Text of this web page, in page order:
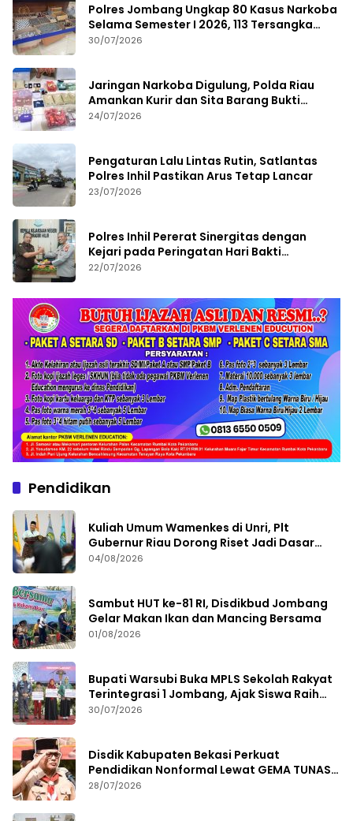
Polres Jombang Ungkap 80 Kasus Narkoba
Selama Semester I 2026, 113 Tersangka
Diamankan
30/07/2026
Jaringan Narkoba Digulung, Polda Riau
Amankan Kurir dan Sita Barang Bukti
Bernilai Fantastis
24/07/2026
Pengaturan Lalu Lintas Rutin, Satlantas
Polres Inhil Pastikan Arus Tetap Lancar
23/07/2026
Polres Inhil Pererat Sinergitas dengan
Kejari pada Peringatan Hari Bakti
Adhyaksa ke-66
22/07/2026
Pendidikan
Kuliah Umum Wamenkes di Unri, Plt
Gubernur Riau Dorong Riset Jadi Dasar
Kebijakan Kesehatan
04/08/2026
Sambut HUT ke-81 RI, Disdikbud Jombang
Gelar Makan Ikan dan Mancing Bersama
01/08/2026
Bupati Warsubi Buka MPLS Sekolah Rakyat
Terintegrasi 1 Jombang, Ajak Siswa Raih
Prestasi
30/07/2026
Disdik Kabupaten Bekasi Perkuat
Pendidikan Nonformal Lewat GEMA TUNAS
2026
28/07/2026